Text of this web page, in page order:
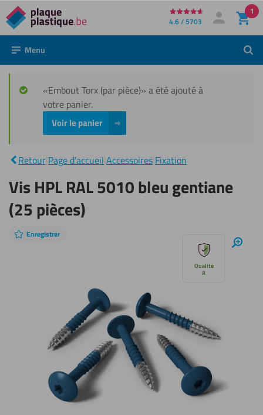
Directement
au
contenu
4.6 / 5703 Mon compte
Se connecter
1
Menu
«Embout Torx (par pièce)» a été ajouté à
votre panier.
Voir le panier
Retour Page d'accueil Accessoires Fixation
RAL
bleu
gentiane
(25
pièces)
Vis HPL RAL 5010 bleu gentiane
(25 pièces)
diaporama
Enregistrer
Zoom
Qualité
A